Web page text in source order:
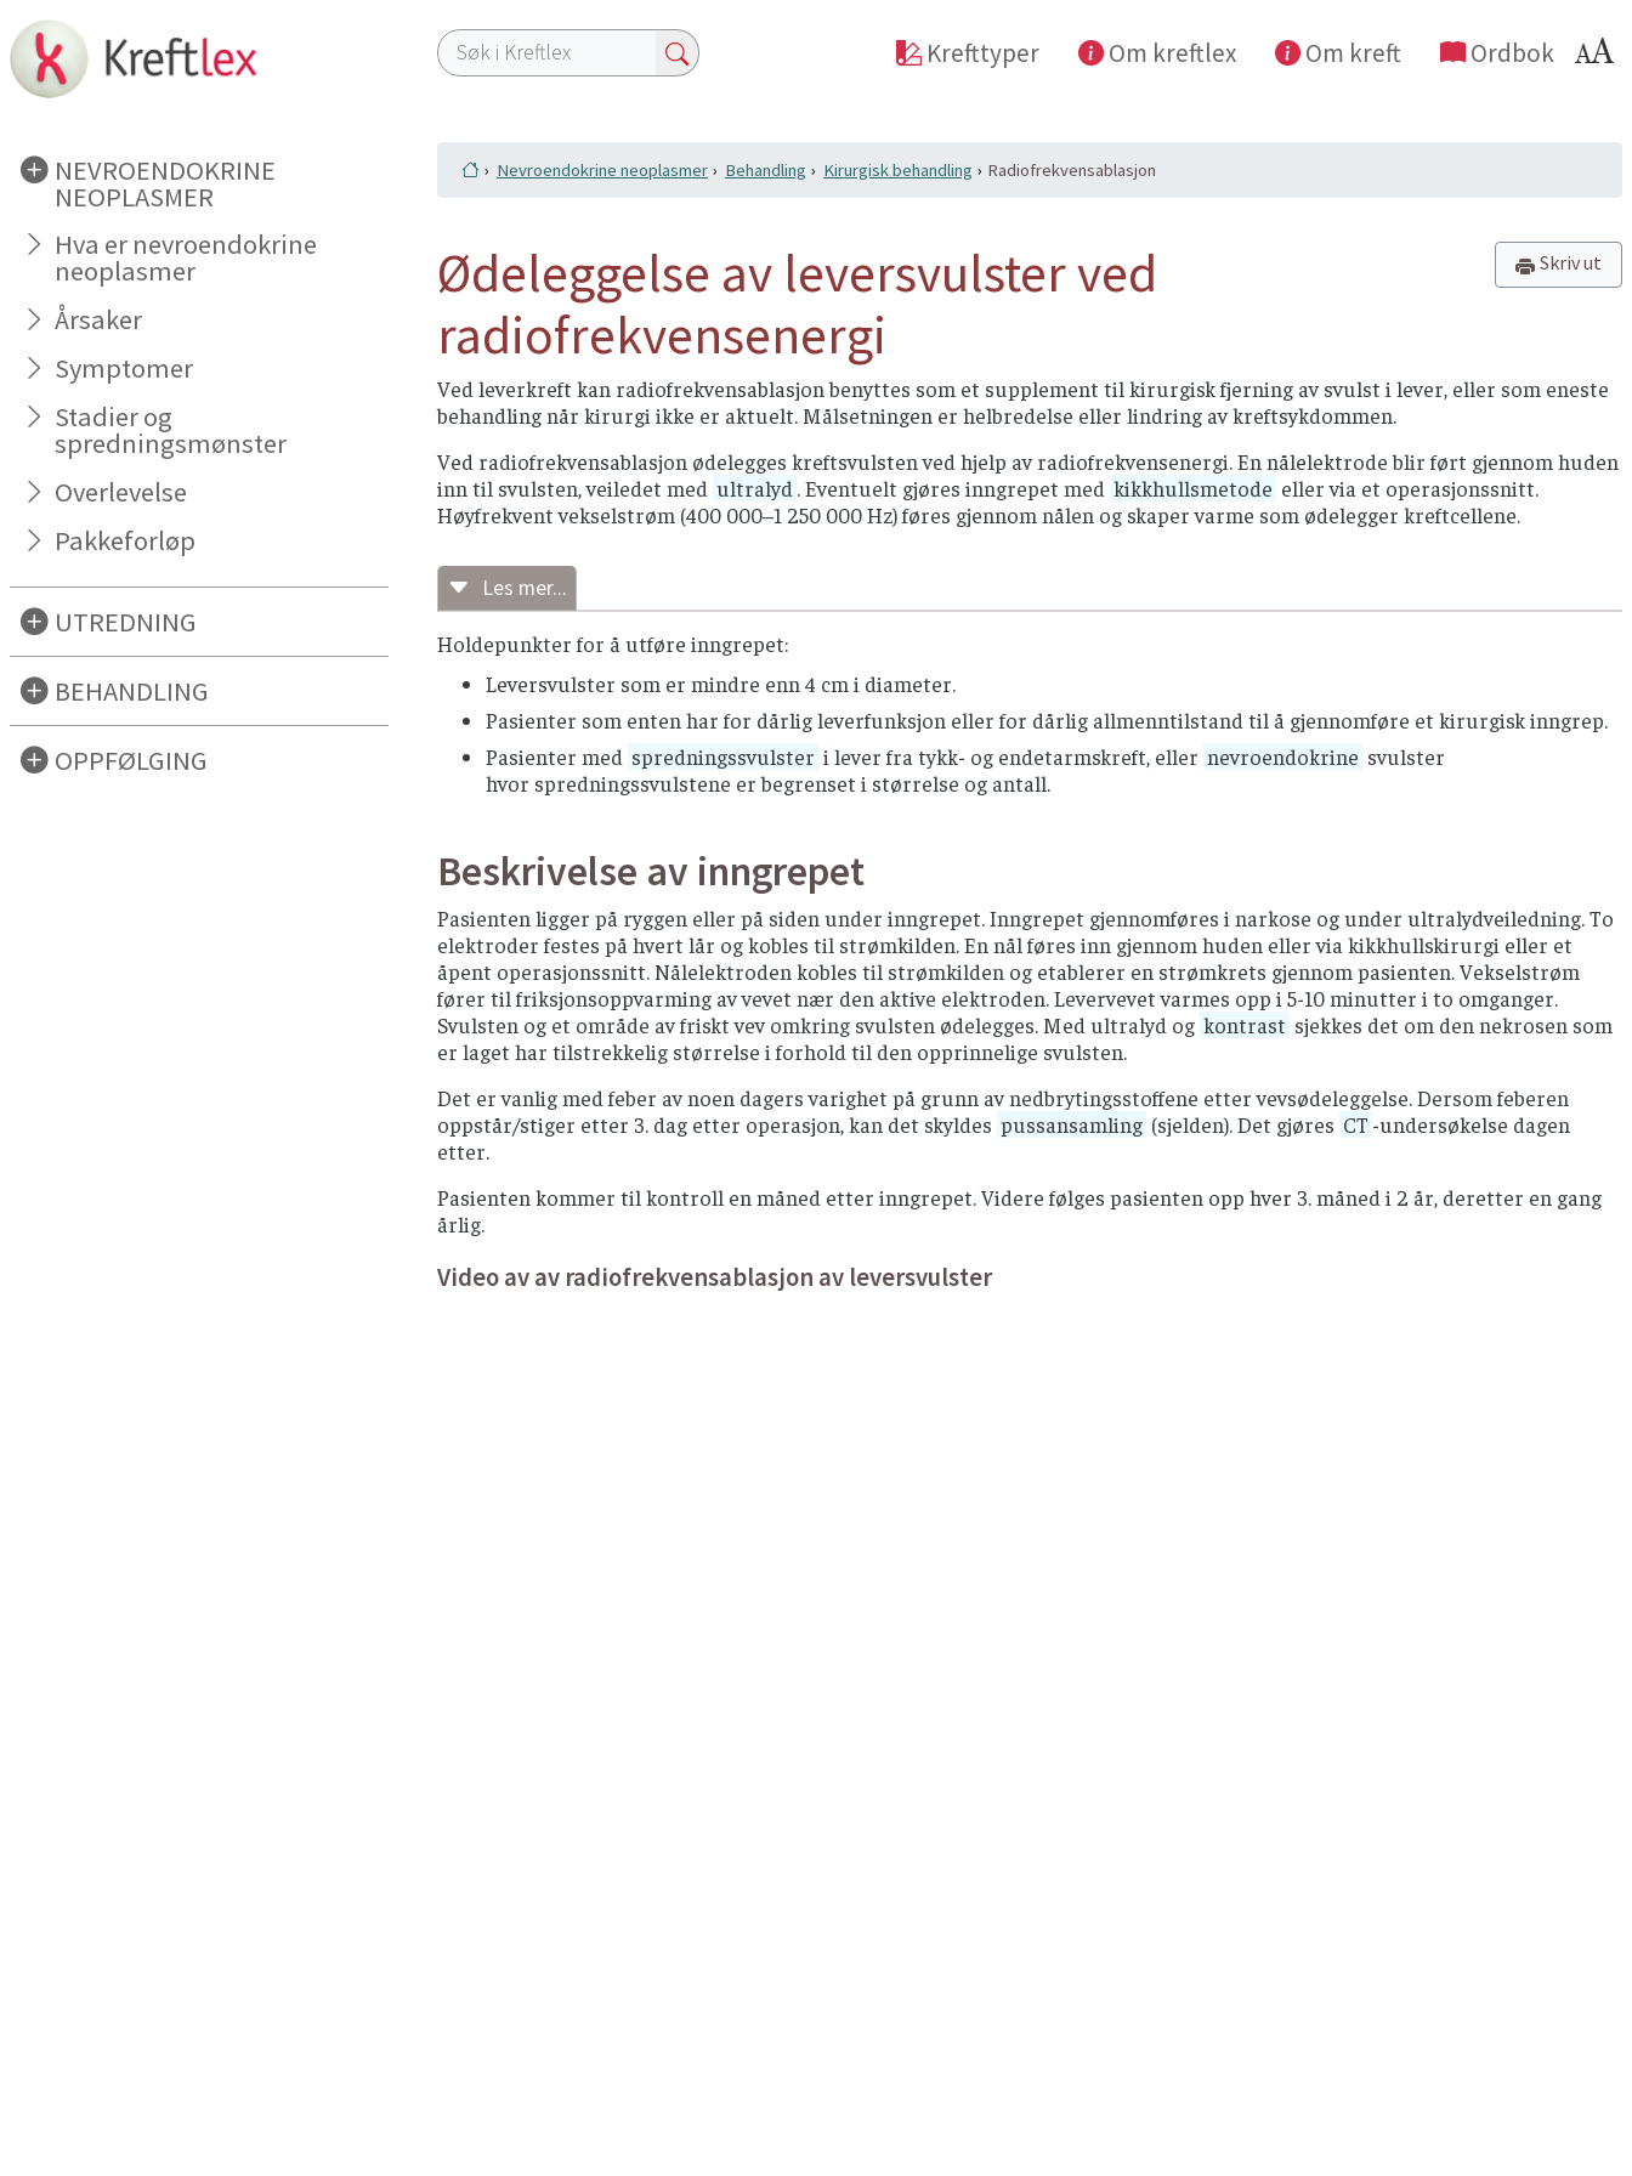
NEVROENDOKRINE
NEOPLASMER
Hva er nevroendokrine
neoplasmer
Årsaker
Symptomer
Stadier og
spredningsmønster
Overlevelse
Pakkeforløp
UTREDNING
BEHANDLING
OPPFØLGING
Krefttyper Om kreftlex Om kreft Ordbok
Nevroendokrine neoplasmer Behandling Kirurgisk behandling Radiofrekvensablasjon
Skriv ut
Ødeleggelse av leversvulster ved
radiofrekvensenergi
Ved leverkreft kan radiofrekvensablasjon benyttes som et supplement til kirurgisk fjerning av svulst i lever, eller som eneste
behandling når kirurgi ikke er aktuelt. Målsetningen er helbredelse eller lindring av kreftsykdommen.
Ved radiofrekvensablasjon ødelegges kreftsvulsten ved hjelp av radiofrekvensenergi. En nålelektrode blir ført gjennom huden
inn til svulsten, veiledet med ultralyd . Eventuelt gjøres inngrepet med kikkhullsmetode eller via et operasjonssnitt.
Høyfrekvent vekselstrøm (400 000–1 250 000 Hz) føres gjennom nålen og skaper varme som ødelegger kreftcellene.
Les mer...
fram, kommer flere ekspanderende spiler fram og bretter seg ut omtrent som en paraply. Nålen er isolert og avgir ikke
strøm, bortsett fra den nederste centimeter og de ekspanderende spilene. En ledning kobles på nålen og forbindes med
plateformede elektroder som er festet på begge lårene til pasienten. Når generatoren skrus på, oppstår det ionisk
bevegelse i vevet, som et resultat av ionenes forsøk på å følge retningsforandringene forårsaket av vekselstrømmen.
Friksjonsvarme oppstår ved nålen og fører tilnekroseav cellevevet. En regner med at det foreligger nekrose i alt
Radiofrekvensablasjon skiller seg fra andre typer vevsablasjon ved at det er vevet rundt nålen, og ikke selve nålen, som
blir oppvarmet.
Holdepunkter for å utføre inngrepet:
Leversvulster som er mindre enn 4 cm i diameter.
Pasienter som enten har for dårlig leverfunksjon eller for dårlig allmenntilstand til å gjennomføre et kirurgisk inngrep.
Pasienter med spredningssvulster i lever fra tykk- og endetarmskreft, eller nevroendokrine svulster
hvor spredningssvulstene er begrenset i størrelse og antall.
Beskrivelse av inngrepet
Pasienten ligger på ryggen eller på siden under inngrepet. Inngrepet gjennomføres i narkose og under ultralydveiledning. To
elektroder festes på hvert lår og kobles til strømkilden. En nål føres inn gjennom huden eller via kikkhullskirurgi eller et
åpent operasjonssnitt. Nålelektroden kobles til strømkilden og etablerer en strømkrets gjennom pasienten. Vekselstrøm
fører til friksjonsoppvarming av vevet nær den aktive elektroden. Levervevet varmes opp i 5-10 minutter i to omganger.
Svulsten og et område av friskt vev omkring svulsten ødelegges. Med ultralyd og kontrast sjekkes det om den nekrosen som
er laget har tilstrekkelig størrelse i forhold til den opprinnelige svulsten.
Det er vanlig med feber av noen dagers varighet på grunn av nedbrytingsstoffene etter vevsødeleggelse. Dersom feberen
oppstår/stiger etter 3. dag etter operasjon, kan det skyldes pussansamling (sjelden). Det gjøres CT -undersøkelse dagen
etter.
Pasienten kommer til kontroll en måned etter inngrepet. Videre følges pasienten opp hver 3. måned i 2 år, deretter en gang
årlig.
Video av av radiofrekvensablasjon av leversvulster